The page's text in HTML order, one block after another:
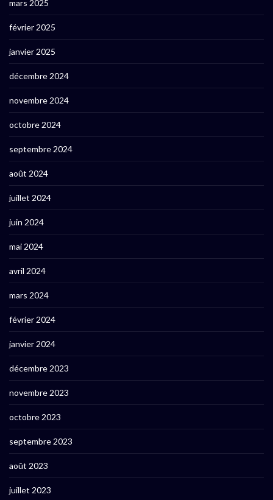
mars 2025
février 2025
janvier 2025
décembre 2024
novembre 2024
octobre 2024
septembre 2024
août 2024
juillet 2024
juin 2024
mai 2024
avril 2024
mars 2024
février 2024
janvier 2024
décembre 2023
novembre 2023
octobre 2023
septembre 2023
août 2023
juillet 2023